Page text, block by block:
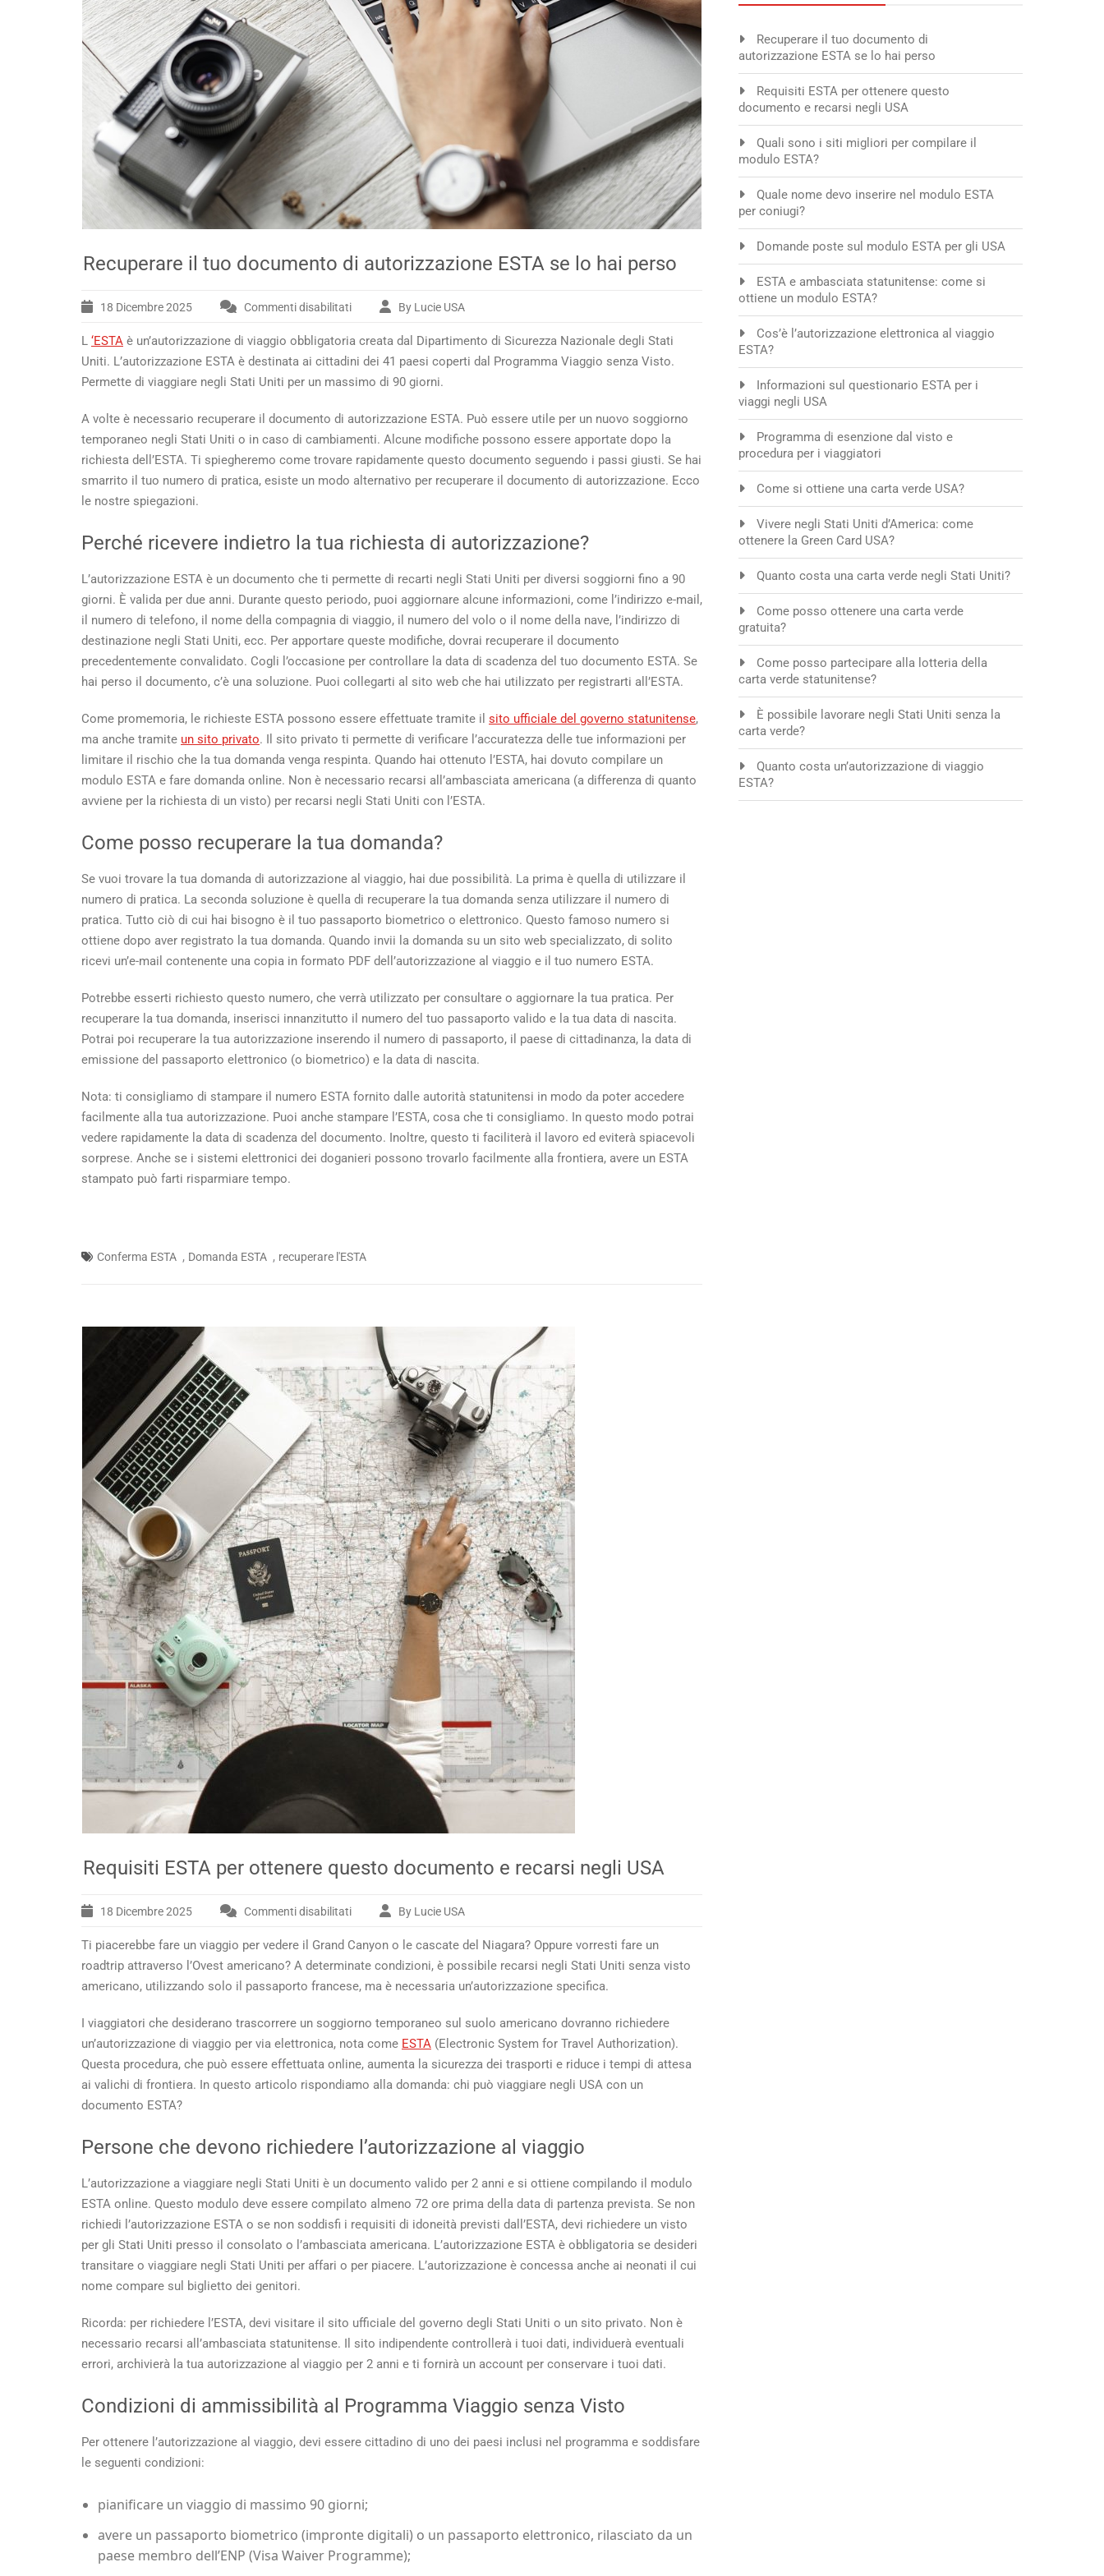
Recuperare il tuo documento di autorizzazione ESTA se lo hai perso
18 Dicembre 2025 Commenti disabilitatisu
il
tuo
documento
autorizzazione
se
lo
hai
By Lucie USA
L ‘ESTA è un’autorizzazione di viaggio obbligatoria creata dal Dipartimento di Sicurezza Nazionale degli Stati
Uniti. L’autorizzazione ESTA è destinata ai cittadini dei 41 paesi coperti dal Programma Viaggio senza Visto.
Permette di viaggiare negli Stati Uniti per un massimo di 90 giorni.
A volte è necessario recuperare il documento di autorizzazione ESTA. Può essere utile per un nuovo soggiorno
temporaneo negli Stati Uniti o in caso di cambiamenti. Alcune modifiche possono essere apportate dopo la
richiesta dell’ESTA. Ti spiegheremo come trovare rapidamente questo documento seguendo i passi giusti. Se hai
smarrito il tuo numero di pratica, esiste un modo alternativo per recuperare il documento di autorizzazione. Ecco
le nostre spiegazioni.
Perché ricevere indietro la tua richiesta di autorizzazione?
L’autorizzazione ESTA è un documento che ti permette di recarti negli Stati Uniti per diversi soggiorni fino a 90
giorni. È valida per due anni. Durante questo periodo, puoi aggiornare alcune informazioni, come l’indirizzo e-mail,
il numero di telefono, il nome della compagnia di viaggio, il numero del volo o il nome della nave, l’indirizzo di
destinazione negli Stati Uniti, ecc. Per apportare queste modifiche, dovrai recuperare il documento
precedentemente convalidato. Cogli l’occasione per controllare la data di scadenza del tuo documento ESTA. Se
hai perso il documento, c’è una soluzione. Puoi collegarti al sito web che hai utilizzato per registrarti all’ESTA.
Come promemoria, le richieste ESTA possono essere effettuate tramite il sito ufficiale del governo statunitense,
ma anche tramite un sito privato. Il sito privato ti permette di verificare l’accuratezza delle tue informazioni per
limitare il rischio che la tua domanda venga respinta. Quando hai ottenuto l’ESTA, hai dovuto compilare un
modulo ESTA e fare domanda online. Non è necessario recarsi all’ambasciata americana (a differenza di quanto
avviene per la richiesta di un visto) per recarsi negli Stati Uniti con l’ESTA.
Come posso recuperare la tua domanda?
Se vuoi trovare la tua domanda di autorizzazione al viaggio, hai due possibilità. La prima è quella di utilizzare il
numero di pratica. La seconda soluzione è quella di recuperare la tua domanda senza utilizzare il numero di
pratica. Tutto ciò di cui hai bisogno è il tuo passaporto biometrico o elettronico. Questo famoso numero si
ottiene dopo aver registrato la tua domanda. Quando invii la domanda su un sito web specializzato, di solito
ricevi un’e-mail contenente una copia in formato PDF dell’autorizzazione al viaggio e il tuo numero ESTA.
Potrebbe esserti richiesto questo numero, che verrà utilizzato per consultare o aggiornare la tua pratica. Per
recuperare la tua domanda, inserisci innanzitutto il numero del tuo passaporto valido e la tua data di nascita.
Potrai poi recuperare la tua autorizzazione inserendo il numero di passaporto, il paese di cittadinanza, la data di
emissione del passaporto elettronico (o biometrico) e la data di nascita.
Nota: ti consigliamo di stampare il numero ESTA fornito dalle autorità statunitensi in modo da poter accedere
facilmente alla tua autorizzazione. Puoi anche stampare l’ESTA, cosa che ti consigliamo. In questo modo potrai
vedere rapidamente la data di scadenza del documento. Inoltre, questo ti faciliterà il lavoro ed eviterà spiacevoli
sorprese. Anche se i sistemi elettronici dei doganieri possono trovarlo facilmente alla frontiera, avere un ESTA
stampato può farti risparmiare tempo.
Conferma ESTA , Domanda ESTA , recuperare l'ESTA
Requisiti ESTA per ottenere questo documento e recarsi negli USA
18 Dicembre 2025 Commenti disabilitatisu
ESTA
per
ottenere
recarsi
negli
USA
By Lucie USA
Ti piacerebbe fare un viaggio per vedere il Grand Canyon o le cascate del Niagara? Oppure vorresti fare un
roadtrip attraverso l’Ovest americano? A determinate condizioni, è possibile recarsi negli Stati Uniti senza visto
americano, utilizzando solo il passaporto francese, ma è necessaria un’autorizzazione specifica.
I viaggiatori che desiderano trascorrere un soggiorno temporaneo sul suolo americano dovranno richiedere
un’autorizzazione di viaggio per via elettronica, nota come ESTA (Electronic System for Travel Authorization).
Questa procedura, che può essere effettuata online, aumenta la sicurezza dei trasporti e riduce i tempi di attesa
ai valichi di frontiera. In questo articolo rispondiamo alla domanda: chi può viaggiare negli USA con un
documento ESTA?
Persone che devono richiedere l’autorizzazione al viaggio
L’autorizzazione a viaggiare negli Stati Uniti è un documento valido per 2 anni e si ottiene compilando il modulo
ESTA online. Questo modulo deve essere compilato almeno 72 ore prima della data di partenza prevista. Se non
richiedi l’autorizzazione ESTA o se non soddisfi i requisiti di idoneità previsti dall’ESTA, devi richiedere un visto
per gli Stati Uniti presso il consolato o l’ambasciata americana. L’autorizzazione ESTA è obbligatoria se desideri
transitare o viaggiare negli Stati Uniti per affari o per piacere. L’autorizzazione è concessa anche ai neonati il cui
nome compare sul biglietto dei genitori.
Ricorda: per richiedere l’ESTA, devi visitare il sito ufficiale del governo degli Stati Uniti o un sito privato. Non è
necessario recarsi all’ambasciata statunitense. Il sito indipendente controllerà i tuoi dati, individuerà eventuali
errori, archivierà la tua autorizzazione al viaggio per 2 anni e ti fornirà un account per conservare i tuoi dati.
Condizioni di ammissibilità al Programma Viaggio senza Visto
Per ottenere l’autorizzazione al viaggio, devi essere cittadino di uno dei paesi inclusi nel programma e soddisfare
le seguenti condizioni:
pianificare un viaggio di massimo 90 giorni;
avere un passaporto biometrico (impronte digitali) o un passaporto elettronico, rilasciato da un
paese membro dell’ENP (Visa Waiver Programme);
Recuperare il tuo documento di
autorizzazione ESTA se lo hai perso
Requisiti ESTA per ottenere questo
documento e recarsi negli USA
Quali sono i siti migliori per compilare il
modulo ESTA?
Quale nome devo inserire nel modulo ESTA
per coniugi?
Domande poste sul modulo ESTA per gli USA
ESTA e ambasciata statunitense: come si
ottiene un modulo ESTA?
Cos’è l’autorizzazione elettronica al viaggio
ESTA?
Informazioni sul questionario ESTA per i
viaggi negli USA
Programma di esenzione dal visto e
procedura per i viaggiatori
Come si ottiene una carta verde USA?
Vivere negli Stati Uniti d’America: come
ottenere la Green Card USA?
Quanto costa una carta verde negli Stati Uniti?
Come posso ottenere una carta verde
gratuita?
Come posso partecipare alla lotteria della
carta verde statunitense?
È possibile lavorare negli Stati Uniti senza la
carta verde?
Quanto costa un’autorizzazione di viaggio
ESTA?